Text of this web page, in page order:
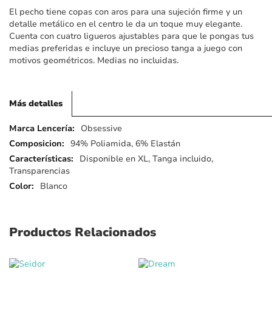
El pecho tiene copas con aros para una sujeción firme y un
detalle metálico en el centro le da un toque muy elegante.
Cuenta con cuatro ligueros ajustables para que le pongas tus
medias preferidas e incluye un precioso tanga a juego con
motivos geométricos. Medias no incluidas.
Más detalles
Más
detalles
Obsessive
94% Poliamida, 6% Elastán
Disponible en XL, Tanga incluido,
Transparencias
Blanco
Productos Relacionados